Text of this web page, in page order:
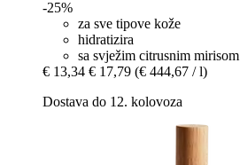
-25%
za sve tipove kože
hidratizira
sa svježim citrusnim mirisom
€ 13,34 € 17,79 (€ 444,67 / l)
Dostava do 12. kolovoza